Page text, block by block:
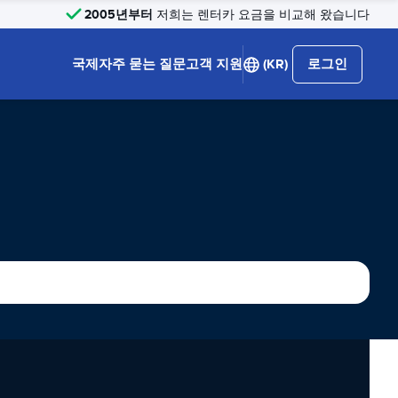
2005년부터 저희는 렌터카 요금을 비교해 왔습니다
국제자주 묻는 질문고객 지원 (KR) 로그인